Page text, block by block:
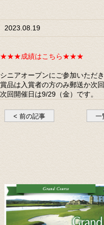
2023.08.19
★★★成績はこちら★★★
シニアオープンにご参加いただ
賞品は入賞者の方のみ郵送か次
次回開催日は9/29（金）です。
< 前の記事 一